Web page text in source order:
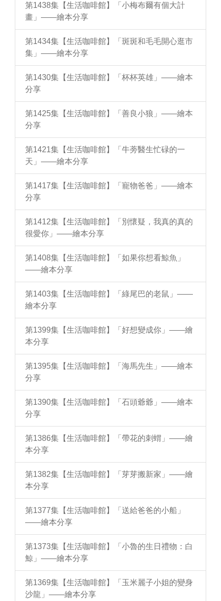
第1438集【生活咖啡館】「小梅布爾有個大計
畫」——繪本分享
第1434集【生活咖啡館】「斑斑和毛毛開心逛市
集」——繪本分享
第1430集【生活咖啡館】「杯杯英雄」——繪本
分享
第1425集【生活咖啡館】「善良小狼」——繪本
分享
第1421集【生活咖啡館】「牛蒡醫生忙碌的一
天」——繪本分享
第1417集【生活咖啡館】「寵物爸爸」——繪本
分享
第1412集【生活咖啡館】「別懷疑，我真的真的
很愛你」——繪本分享
第1408集【生活咖啡館】「如果你想看鯨魚」
——繪本分享
第1403集【生活咖啡館】「綠尾巴的老鼠」——
繪本分享
第1399集【生活咖啡館】「好想變成你」——繪
本分享
第1395集【生活咖啡館】「海馬先生」——繪本
分享
第1390集【生活咖啡館】「石頭爺爺」——繪本
分享
第1386集【生活咖啡館】「帶花的刺蝟」——繪
本分享
第1382集【生活咖啡館】「芽芽搬新家」——繪
本分享
第1377集【生活咖啡館】「送給爸爸的小船」
——繪本分享
第1373集【生活咖啡館】「小魯的生日禮物：白
鯨」——繪本分享
第1369集【生活咖啡館】「玉米麗子小姐的變身
沙龍」——繪本分享